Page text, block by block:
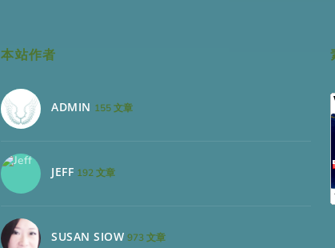
本站作者
ADMIN 155 文章
JEFF 192 文章
SUSAN SIOW 973 文章